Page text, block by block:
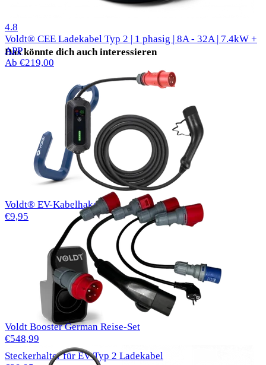
Das könnte dich auch interessieren
Voldt® EV-Kabelhaken
€9,95
Steckerhalter für EV Typ 2 Ladekabel
4.8
Voldt® CEE Ladekabel Typ 2 | 1 phasig | 8A - 32A | 7.4kW +
APP
Ab €219,00
Voldt Booster German Reise-Set
€548,99